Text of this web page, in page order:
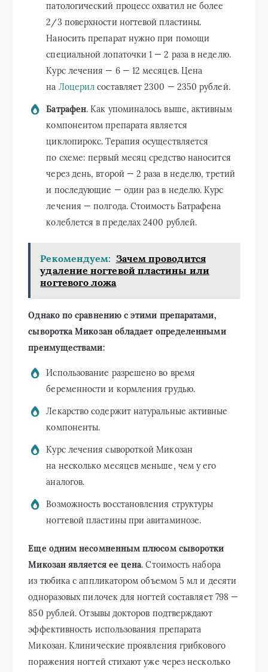
патологический процесс охватил не более
2/3 поверхности ногтевой пластины.
Наносить препарат нужно при помощи
специальной лопаточки 1 — 2 раза в неделю.
Курс лечения — 6 — 12 месяцев. Цена
на Лоцерил составляет 2300 — 2350 рублей.
Батрафен. Как упоминалось выше, активным
компонентом препарата является
циклопирокс. Терапия осуществляется
по схеме: первый месяц средство наносится
через день, второй — 2 раза в неделю, третий
и последующие — один раз в неделю. Курс
лечения — полгода. Стоимость Батрафена
колеблется в пределах 2400 рублей.
Рекомендуем: Зачем проводится
удаление ногтевой пластины или
ногтевого ложа
Однако по сравнению с этими препаратами,
сыворотка Микозан обладает определенными
преимуществами:
Использование разрешено во время
беременности и кормления грудью.
Лекарство содержит натуральные активные
компоненты.
Курс лечения сывороткой Микозан
на несколько месяцев меньше, чем у его
аналогов.
Возможность восстановления структуры
ногтевой пластины при авитаминозе.
Еще одним несомненным плюсом сыворотки
Микозан является ее цена. Стоимость набора
из тюбика с аппликатором объемом 5 мл и десяти
одноразовых пилочек для ногтей составляет 798 —
850 рублей. Отзывы докторов подтверждают
эффективность использования препарата
Микозан. Клинические проявления грибкового
поражения ногтей стихают уже через несколько